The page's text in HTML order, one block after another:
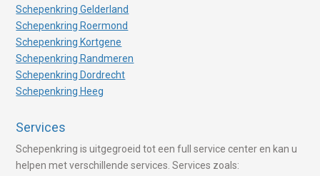
Schepenkring Gelderland
Schepenkring Roermond
Schepenkring Kortgene
Schepenkring Randmeren
Schepenkring Dordrecht
Schepenkring Heeg
Services
Schepenkring is uitgegroeid tot een full service center en kan u
helpen met verschillende services. Services zoals: